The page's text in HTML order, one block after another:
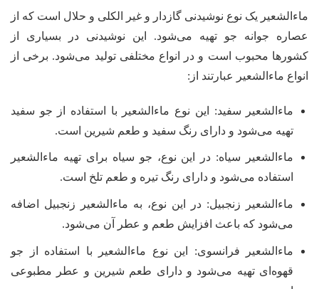
ماءالشعیر یک نوع نوشیدنی گازدار و غیر الکلی و حلال است که از
عصاره جوانه جو تهیه می‌شود. این نوشیدنی در بسیاری از
کشورها محبوب است و در انواع مختلفی تولید می‌شود. برخی از
انواع ماءالشعیر عبارتند از:
ماءالشعیر سفید: این نوع ماءالشعیر با استفاده از جو سفید
تهیه می‌شود و دارای رنگ سفید و طعم شیرین است.
ماءالشعیر سیاه: در این نوع، جو سیاه برای تهیه ماءالشعیر
استفاده می‌شود و دارای رنگ تیره و طعم تلخ است.
ماءالشعیر زنجبیل: در این نوع، به ماءالشعیر زنجبیل اضافه
می‌شود که باعث افزایش طعم و عطر آن می‌شود.
ماءالشعیر فرانسوی: این نوع ماءالشعیر با استفاده از جو
قهوه‌ای تهیه می‌شود و دارای طعم شیرین و عطر مطبوعی